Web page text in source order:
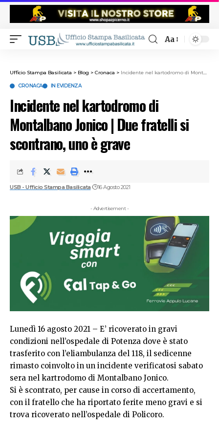
Aa
Ufficio Stampa Basilicata > Blog > Cronaca > Incidente nel kartodromo di Montalbano Jonico | Due fratelli si scontrano, uno è grave
CRONACA IN EVIDENZA
Incidente nel kartodromo di
Montalbano Jonico | Due fratelli si
scontrano, uno è grave
USB - Ufficio Stampa Basilicata 16 Agosto 2021
- Advertisement -
Lunedì 16 agosto 2021 – E’ ricoverato in gravi
condizioni nell’ospedale di Potenza dove è stato
trasferito con l’eliambulanza del 118, il sedicenne
rimasto coinvolto in un incidente verificatosi sabato
sera nel kartrodomo di Montalbano Jonico.
Si è scontrato, per cause in corso di accertamento,
con il fratello che ha riportato ferite meno gravi e si
trova ricoverato nell’ospedale di Policoro.